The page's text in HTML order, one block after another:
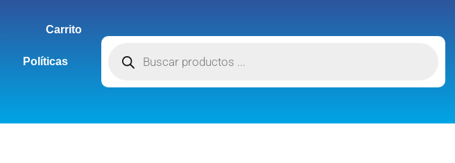
Carrito
Políticas